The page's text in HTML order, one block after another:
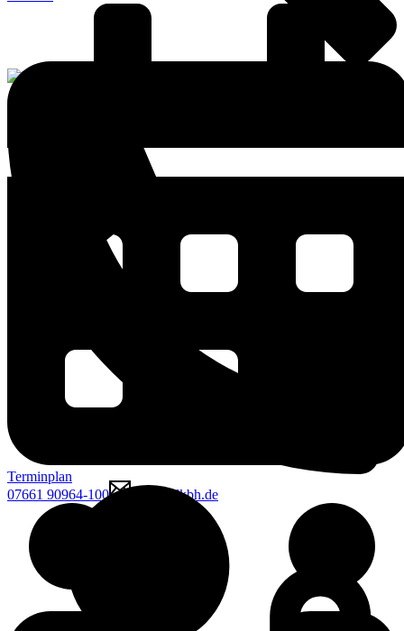
Terminplan
07661 90964-100 mcgk@lkbh.de